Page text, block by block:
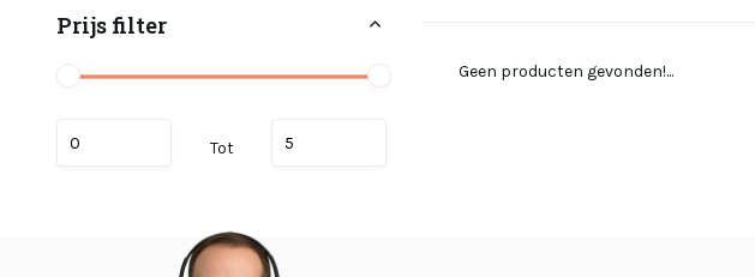
Prijs filter
Tot
Geen producten gevonden!...